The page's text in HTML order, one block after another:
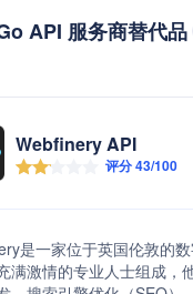
API 服务商替代品
Webfinery API
评分 43/100
是一家位于英国伦敦的
满激情的专业人士组成，